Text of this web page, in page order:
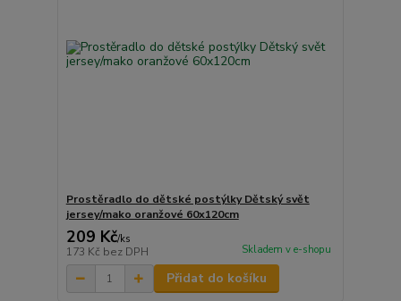
Prostěradlo do dětské postýlky Dětský svět
jersey/mako oranžové 60x120cm
209 Kč/ks
173 Kč bez DPH Skladem v e-shopu
Přidat do košíku